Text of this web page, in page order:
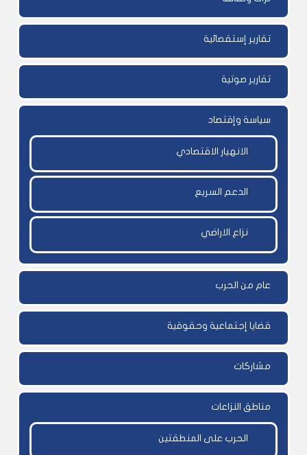
تقارير إستقصائية
تقارير صوتية
سياسة وإقتصاد
الانهيار الاقتصادي
الدعم السريع
نزاع الاراضي
عام من الحرب
قضايا إجتماعية وحقوقية
مشاركات
مناطق النزاعات
الحرب على المنطقتين